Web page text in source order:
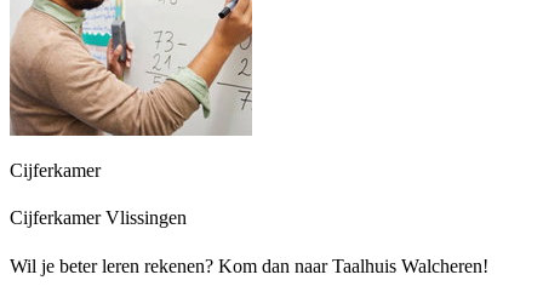
Cijferkamer
Cijferkamer Vlissingen
Wil je beter leren rekenen? Kom dan naar Taalhuis Walcheren!